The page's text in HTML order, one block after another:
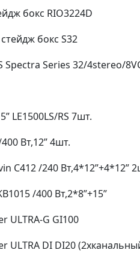
бокс RIO3224D
бокс S32
Spectra Series 32/4stereo/
LE1500LS/RS 7шт.
Вт,12” 4шт.
С412 /240 Вт,4*12”+4*12”
/400 Вт,2*8”+15”
ULTRA-G GI100
ULTRA DI DI20